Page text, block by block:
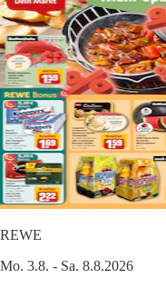
REWE
Mo. 3.8. - Sa. 8.8.2026